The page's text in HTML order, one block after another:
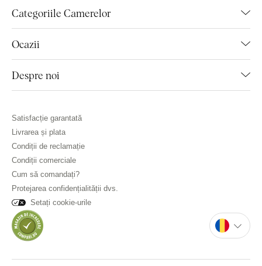
Categoriile Camerelor
Ocazii
Despre noi
Satisfacție garantată
Livrarea și plata
Condiții de reclamație
Condiții comerciale
Cum să comandați?
Protejarea confidențialității dvs.
Setați cookie-urile